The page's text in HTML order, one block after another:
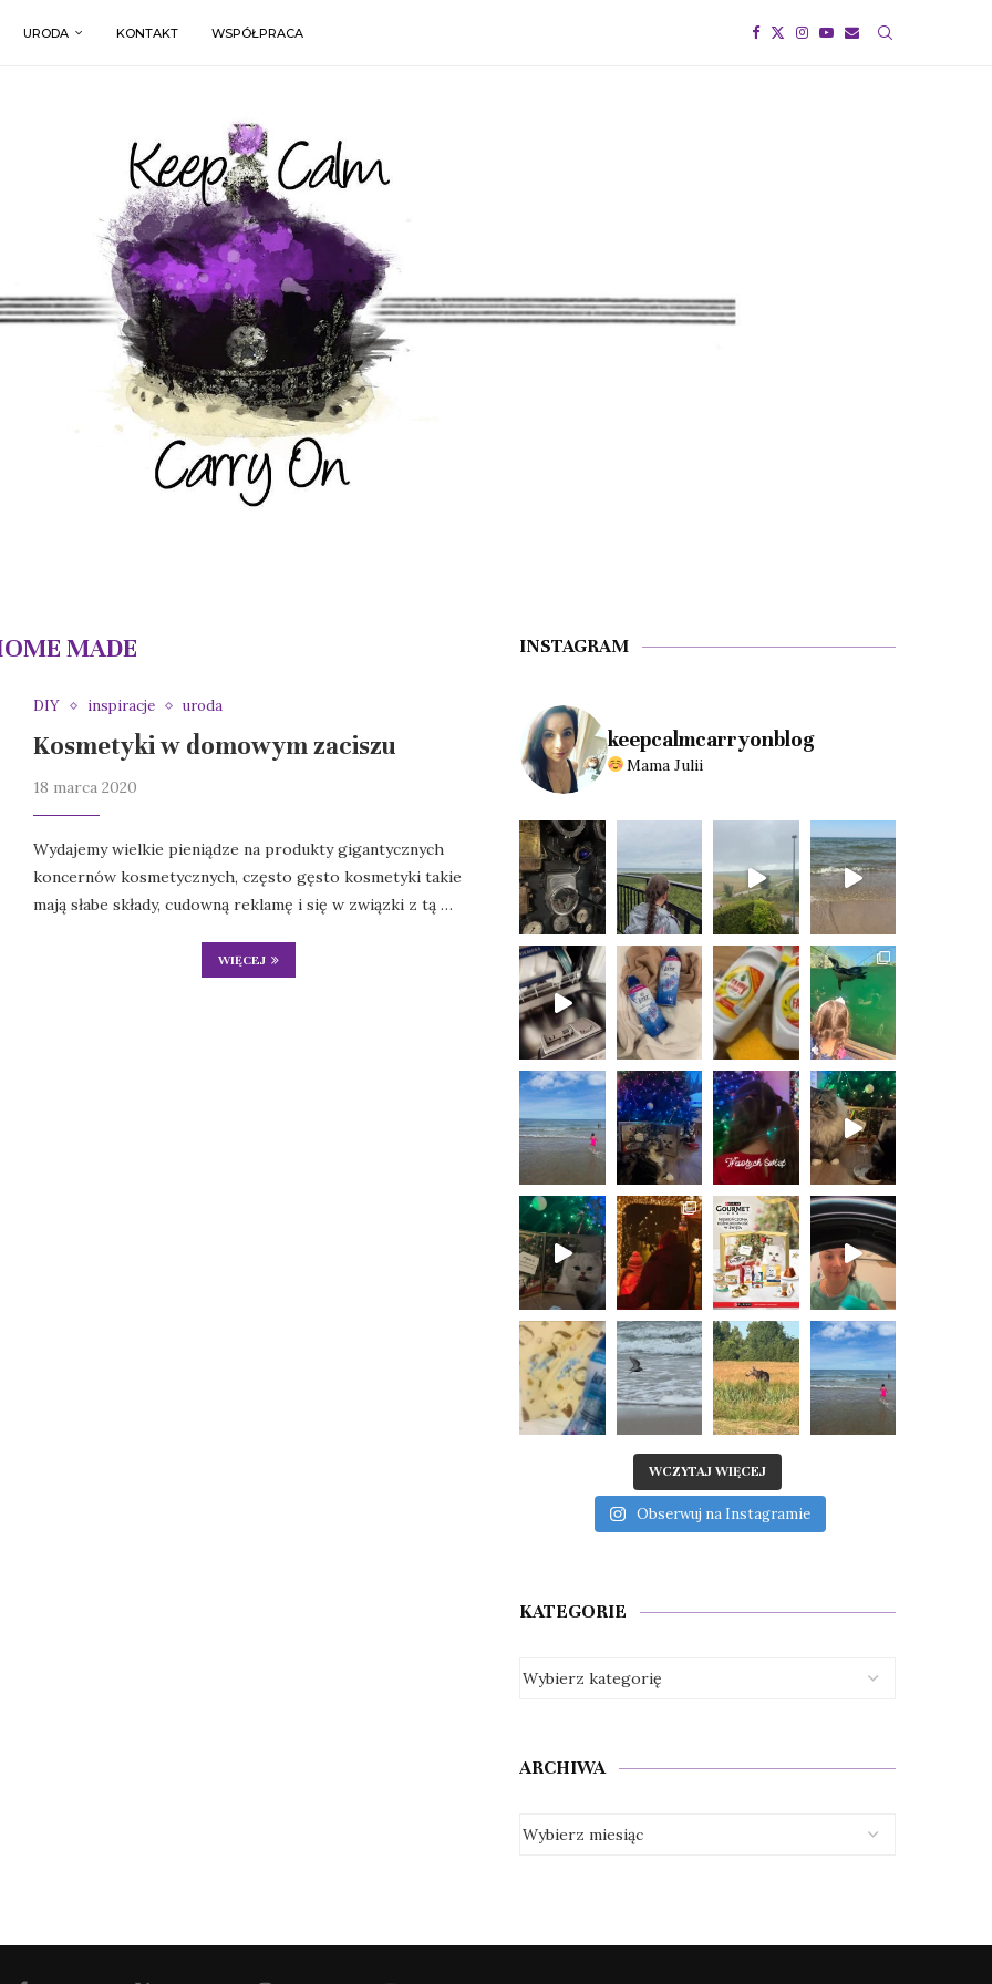
URODA KONTAKT WSPÓŁPRACA
MADE
DIY inspiracje uroda
Kosmetyki w domowym zaciszu
18 marca 2020
Wydajemy wielkie pieniądze na produkty gigantycznych
koncernów kosmetycznych, często gęsto kosmetyki takie
mają słabe składy, cudowną reklamę i się w związki z tą …
WIĘCEJ
INSTAGRAM
keepcalmcarryonblog
Mama Julii
WCZYTAJ WIĘCEJ
Obserwuj na Instagramie
KATEGORIE
ARCHIWA